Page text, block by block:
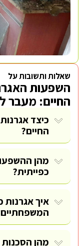
שאלות ותשובות על
השפעות
החיים: מעבר
כיצד
החיים?
מהן
כפייתית?
איך אגרנות
מהן הסכנות